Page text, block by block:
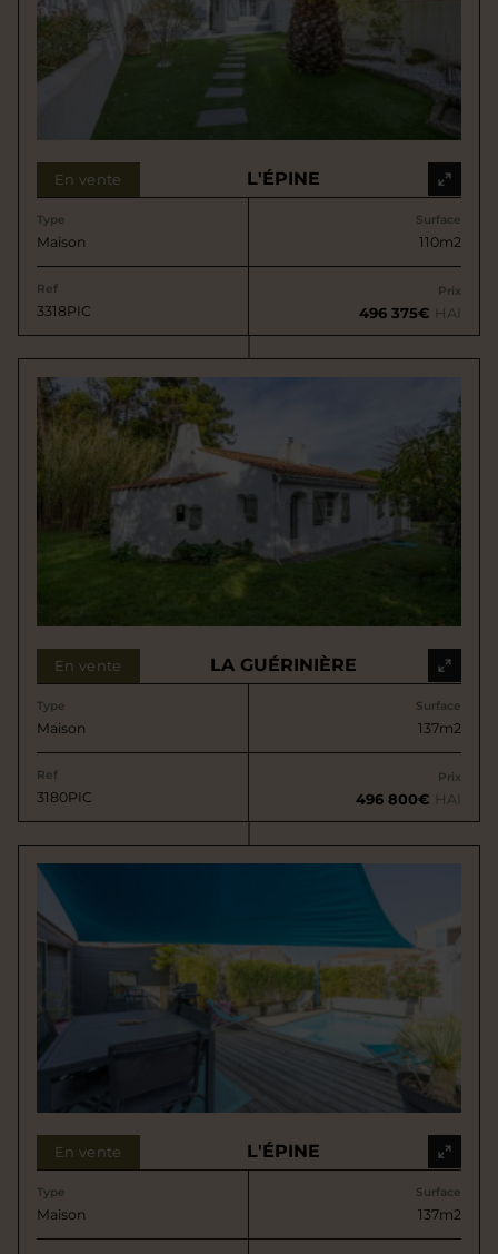
En vente L'ÉPINE
Type
Maison
Surface
110m2
Ref
3318PIC
Prix
496 375€ HAI
En vente LA GUÉRINIÈRE
Type
Maison
Surface
137m2
Ref
3180PIC
Prix
496 800€ HAI
En vente L'ÉPINE
Type
Maison
Surface
137m2